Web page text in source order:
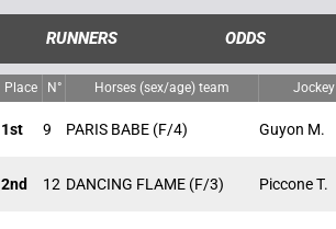
RUNNERS ODDS
Place N° Horses (sex/age) team Jockey
1st 9 PARIS BABE (F/4) Guyon M.
2nd 12 DANCING FLAME (F/3) Piccone T.